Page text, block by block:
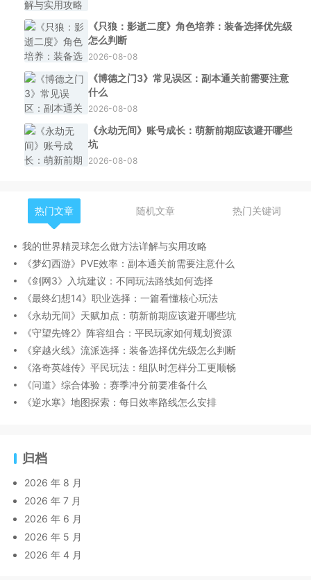
《只狼：影逝二度》角色培养：装备选择优先级
怎么判断
2026-08-08
《博德之门3》常见误区：副本通关前需要注意
什么
2026-08-08
《永劫无间》账号成长：萌新前期应该避开哪些
坑
2026-08-08
热门文章 随机文章 热门关键词
我的世界精灵球怎么做方法详解与实用攻略
《梦幻西游》PVE效率：副本通关前需要注意什么
《剑网3》入坑建议：不同玩法路线如何选择
《最终幻想14》职业选择：一篇看懂核心玩法
《永劫无间》天赋加点：萌新前期应该避开哪些坑
《守望先锋2》阵容组合：平民玩家如何规划资源
《穿越火线》流派选择：装备选择优先级怎么判断
《洛奇英雄传》平民玩法：组队时怎样分工更顺畅
《问道》综合体验：赛季冲分前要准备什么
《逆水寒》地图探索：每日效率路线怎么安排
归档
2026 年 8 月
2026 年 7 月
2026 年 6 月
2026 年 5 月
2026 年 4 月